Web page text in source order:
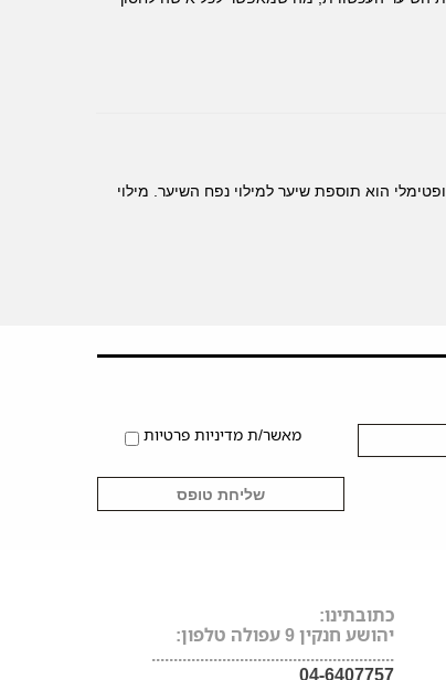
הוא תוספת שיער למילוי נפח השיער. מילוי
מאשר/ת מדיניות פרטיות
כתובתינו:
יהושע חנקין 9 עפולה טלפון:
.......................................................
04-6407757